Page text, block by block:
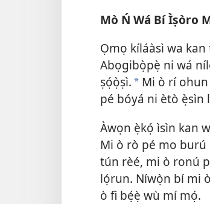
Mò Ń Wá Bí Ìṣòro
Ọmọ kíláàsì wa
Abọgibọ̀pẹ̀ ni wá
ṣọ́ọ̀ṣì. a Mi ò rí
pé bóyá ni ètò ẹ̀sìn
Àwọn ẹ̀kọ́ ìsìn kan
Mi ò rò pé mo
tún rèé, mi ò ronú
lọ́run. Níwọ̀n bí mi
ò fi bẹ́ẹ̀ wù mí mọ́.